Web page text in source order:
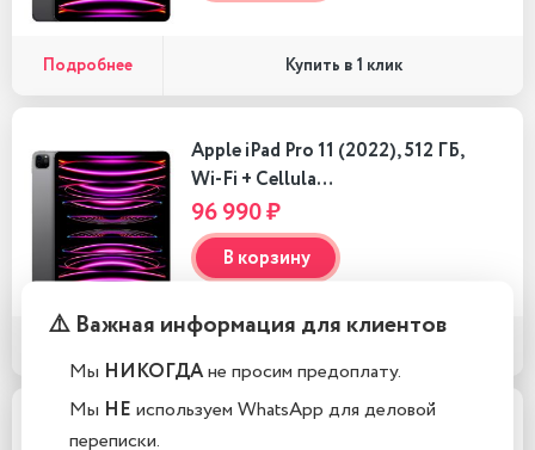
Подробнее Купить в 1 клик
Apple iPad Pro 11 (2022), 512 ГБ,
Wi-Fi + Cellula…
96 990 ₽
В корзину
⚠️ Важная информация для клиентов
Мы НИКОГДАне просим предоплату.
Мы НЕ используем WhatsApp для деловой
переписки.